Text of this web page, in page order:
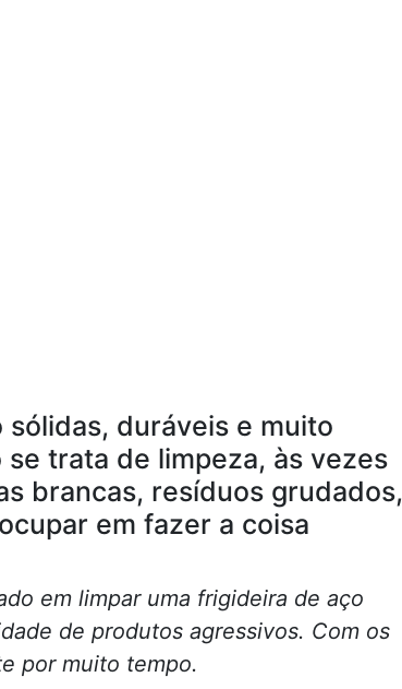
duráveis e muito
trata de limpeza, às vezes
brancas, resíduos grudados,
em fazer a coisa
em limpar uma frigideira de aço
de produtos agressivos. Com os
por muito tempo.